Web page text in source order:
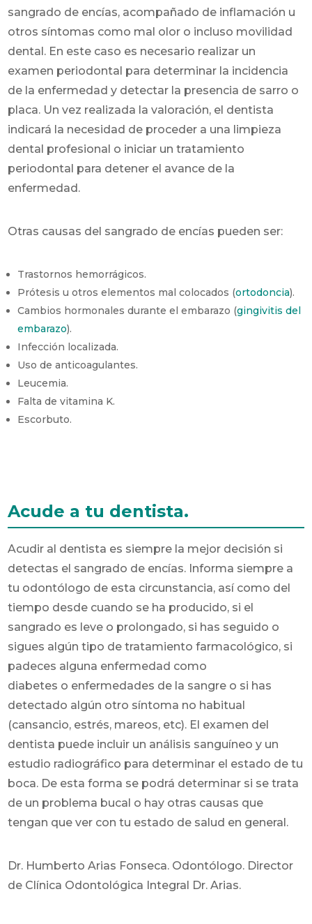
sangrado de encías, acompañado de inflamación u
otros síntomas como mal olor o incluso movilidad
dental. En este caso es necesario realizar un
examen periodontal para determinar la incidencia
de la enfermedad y detectar la presencia de sarro o
placa. Un vez realizada la valoración, el dentista
indicará la necesidad de proceder a una limpieza
dental profesional o iniciar un tratamiento
periodontal para detener el avance de la
enfermedad.
Otras causas del sangrado de encías pueden ser:
Trastornos hemorrágicos.
Prótesis u otros elementos mal colocados (ortodoncia).
Cambios hormonales durante el embarazo (gingivitis del
embarazo).
Infección localizada.
Uso de anticoagulantes.
Leucemia.
Falta de vitamina K.
Escorbuto.
Acude a tu dentista.
Acudir al dentista es siempre la mejor decisión si
detectas el sangrado de encías. Informa siempre a
tu odontólogo de esta circunstancia, así como del
tiempo desde cuando se ha producido, si el
sangrado es leve o prolongado, si has seguido o
sigues algún tipo de tratamiento farmacológico, si
padeces alguna enfermedad como
diabetes o enfermedades de la sangre o si has
detectado algún otro síntoma no habitual
(cansancio, estrés, mareos, etc). El examen del
dentista puede incluir un análisis sanguíneo y un
estudio radiográfico para determinar el estado de tu
boca. De esta forma se podrá determinar si se trata
de un problema bucal o hay otras causas que
tengan que ver con tu estado de salud en general.
Dr. Humberto Arias Fonseca. Odontólogo. Director
de Clínica Odontológica Integral Dr. Arias.